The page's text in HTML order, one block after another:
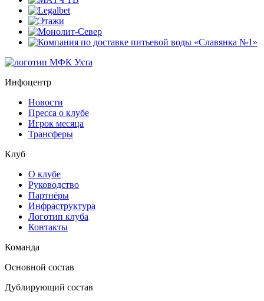
Инфоцентр
Новости
Пресса о клубе
Игрок месяца
Трансферы
Клуб
О клубе
Руководство
Партнёры
Инфраструктура
Логотип клуба
Контакты
Команда
Основной состав
Дублирующий состав